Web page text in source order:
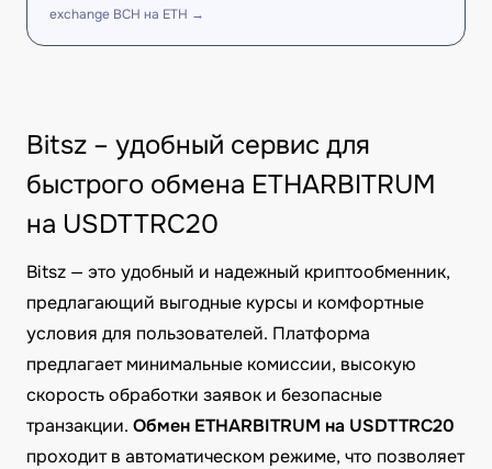
exchange BCH на ETH →
Bitsz – удобный сервис для
быстрого обмена ETHARBITRUM
на USDTTRC20
Bitsz — это удобный и надежный криптообменник,
предлагающий выгодные курсы и комфортные
условия для пользователей. Платформа
предлагает минимальные комиссии, высокую
скорость обработки заявок и безопасные
транзакции. Обмен ETHARBITRUM на USDTTRC20
проходит в автоматическом режиме, что позволяет